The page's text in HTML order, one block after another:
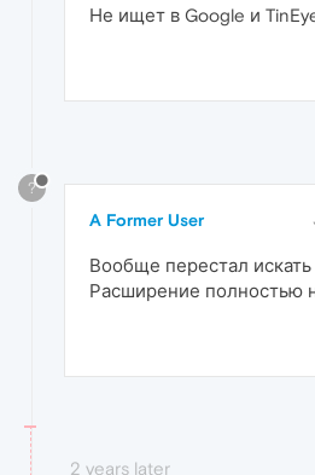
Не ищет в Google и
?
A Former User
Вообще перестал искать
Расширение полностью
2 years later